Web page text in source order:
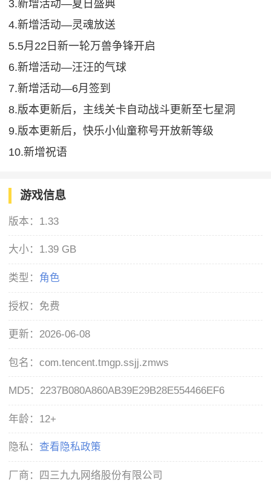
3.新增活动—夏日盛典
4.新增活动—灵魂放送
5.5月22日新一轮万兽争锋开启
6.新增活动—汪汪的气球
7.新增活动—6月签到
8.版本更新后，主线关卡自动战斗更新至七星洞
9.版本更新后，快乐小仙童称号开放新等级
10.新增祝语
游戏信息
版本： 1.33
大小： 1.39 GB
类型： 角色
授权： 免费
更新： 2026-06-08
包名：com.tencent.tmgp.ssjj.zmws
MD5： 2237B080A860AB39E29B28E554466EF6
年龄： 12+
隐私： 查看隐私政策
厂商： 四三九九网络股份有限公司